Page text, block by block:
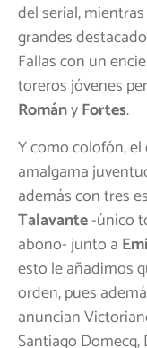
del serial, mientras
grandes
Fallas con un
toreros jóvenes
RományFortes.
Y como colofón,
amalgama
además con tres
Talavante-único
abono- junto a
esto le añadimos
orden, pues
anuncian
Santiago